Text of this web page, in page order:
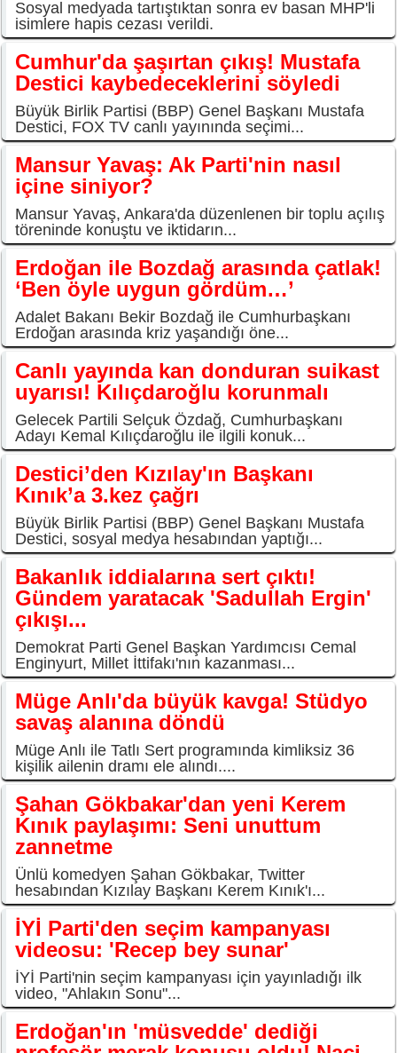
Sosyal medyada tartıştıktan sonra ev basan MHP'li
isimlere hapis cezası verildi.
Cumhur'da şaşırtan çıkış! Mustafa
Destici kaybedeceklerini söyledi
Büyük Birlik Partisi (BBP) Genel Başkanı Mustafa
Destici, FOX TV canlı yayınında seçimi...
Mansur Yavaş: Ak Parti'nin nasıl
içine siniyor?
Mansur Yavaş, Ankara'da düzenlenen bir toplu açılış
töreninde konuştu ve iktidarın...
Erdoğan ile Bozdağ arasında çatlak!
‘Ben öyle uygun gördüm…’
Adalet Bakanı Bekir Bozdağ ile Cumhurbaşkanı
Erdoğan arasında kriz yaşandığı öne...
Canlı yayında kan donduran suikast
uyarısı! Kılıçdaroğlu korunmalı
Gelecek Partili Selçuk Özdağ, Cumhurbaşkanı
Adayı Kemal Kılıçdaroğlu ile ilgili konuk...
Destici’den Kızılay'ın Başkanı
Kınık’a 3.kez çağrı
Büyük Birlik Partisi (BBP) Genel Başkanı Mustafa
Destici, sosyal medya hesabından yaptığı...
Bakanlık iddialarına sert çıktı!
Gündem yaratacak 'Sadullah Ergin'
çıkışı...
Demokrat Parti Genel Başkan Yardımcısı Cemal
Enginyurt, Millet İttifakı'nın kazanması...
Müge Anlı'da büyük kavga! Stüdyo
savaş alanına döndü
Müge Anlı ile Tatlı Sert programında kimliksiz 36
kişilik ailenin dramı ele alındı....
Şahan Gökbakar'dan yeni Kerem
Kınık paylaşımı: Seni unuttum
zannetme
Ünlü komedyen Şahan Gökbakar, Twitter
hesabından Kızılay Başkanı Kerem Kınık'ı...
İYİ Parti'den seçim kampanyası
videosu: 'Recep bey sunar'
İYİ Parti'nin seçim kampanyası için yayınladığı ilk
video, "Ahlakın Sonu"...
Erdoğan'ın 'müsvedde' dediği